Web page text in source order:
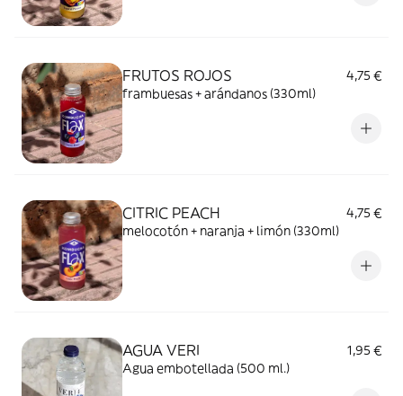
FRUTOS ROJOS
4,75 €
frambuesas + arándanos (330ml)
CITRIC PEACH
4,75 €
melocotón + naranja + limón (330ml)
AGUA VERI
1,95 €
Agua embotellada (500 ml.)